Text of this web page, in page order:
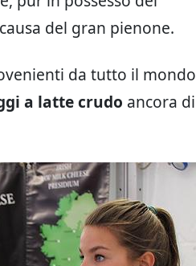
del gran pienone.
da tutto il mondo
a latte crudo ancora di